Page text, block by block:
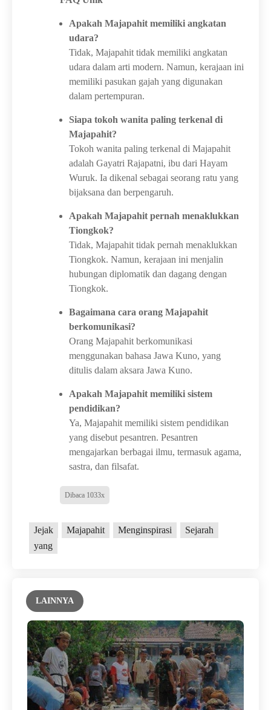
Apakah Majapahit memiliki angkatan
udara?
Tidak, Majapahit tidak memiliki angkatan
udara dalam arti modern. Namun, kerajaan ini
memiliki pasukan gajah yang digunakan
dalam pertempuran.
Siapa tokoh wanita paling terkenal di
Majapahit?
Tokoh wanita paling terkenal di Majapahit
adalah Gayatri Rajapatni, ibu dari Hayam
Wuruk. Ia dikenal sebagai seorang ratu yang
bijaksana dan berpengaruh.
Apakah Majapahit pernah menaklukkan
Tiongkok?
Tidak, Majapahit tidak pernah menaklukkan
Tiongkok. Namun, kerajaan ini menjalin
hubungan diplomatik dan dagang dengan
Tiongkok.
Bagaimana cara orang Majapahit
berkomunikasi?
Orang Majapahit berkomunikasi
menggunakan bahasa Jawa Kuno, yang
ditulis dalam aksara Jawa Kuno.
Apakah Majapahit memiliki sistem
pendidikan?
Ya, Majapahit memiliki sistem pendidikan
yang disebut pesantren. Pesantren
mengajarkan berbagai ilmu, termasuk agama,
sastra, dan filsafat.
Dibaca 1033x
Jejak Majapahit Menginspirasi
Sejarah
yang
LAINNYA